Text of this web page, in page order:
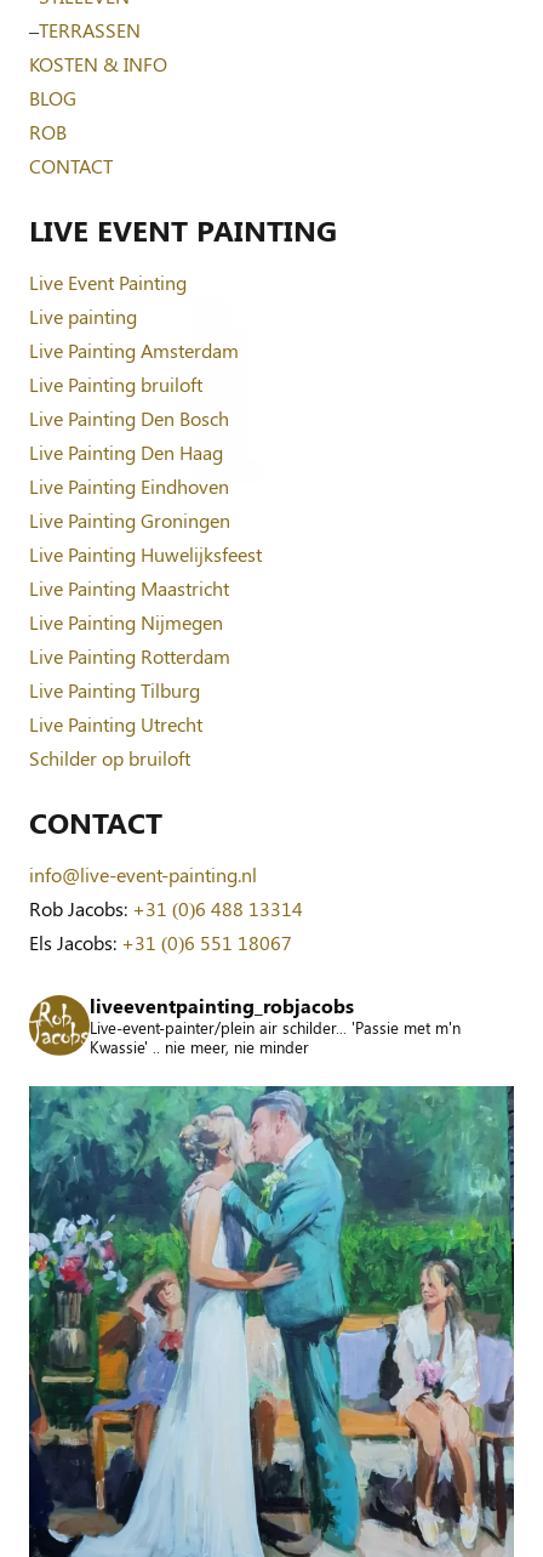
–TERRASSEN
KOSTEN & INFO
BLOG
ROB
CONTACT
LIVE EVENT PAINTING
Live Event Painting
Live painting
Live Painting Amsterdam
Live Painting bruiloft
Live Painting Den Bosch
Live Painting Den Haag
Live Painting Eindhoven
Live Painting Groningen
Live Painting Huwelijksfeest
Live Painting Maastricht
Live Painting Nijmegen
Live Painting Rotterdam
Live Painting Tilburg
Live Painting Utrecht
Schilder op bruiloft
CONTACT
info@live-event-painting.nl
Rob Jacobs: +31 (0)6 488 13314
Els Jacobs: +31 (0)6 551 18067
liveeventpainting_robjacobs
Live-event-painter/plein air schilder... 'Passie met m'n
Kwassie' .. nie meer, nie minder